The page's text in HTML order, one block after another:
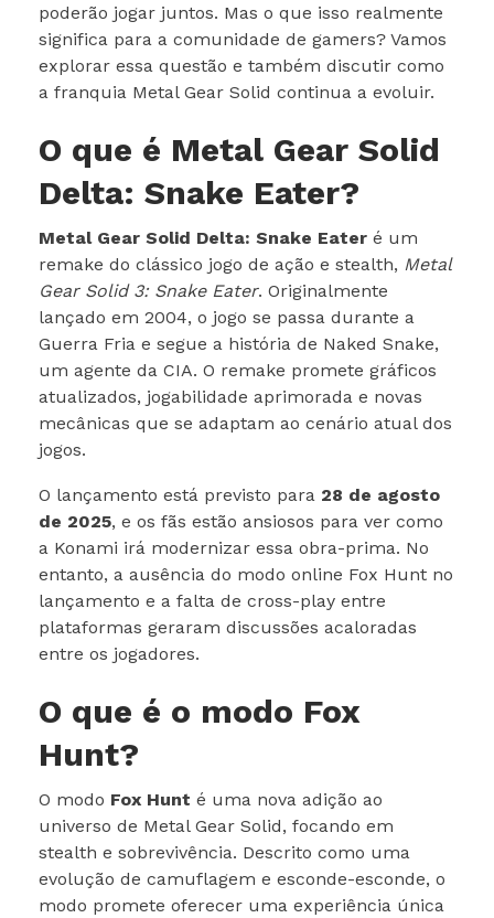
poderão jogar juntos. Mas o que isso realmente
significa para a comunidade de gamers? Vamos
explorar essa questão e também discutir como
a franquia Metal Gear Solid continua a evoluir.
O que é Metal Gear Solid
Delta: Snake Eater?
Metal Gear Solid Delta: Snake Eater é um
remake do clássico jogo de ação e stealth, Metal
Gear Solid 3: Snake Eater. Originalmente
lançado em 2004, o jogo se passa durante a
Guerra Fria e segue a história de Naked Snake,
um agente da CIA. O remake promete gráficos
atualizados, jogabilidade aprimorada e novas
mecânicas que se adaptam ao cenário atual dos
jogos.
O lançamento está previsto para 28 de agosto
de 2025, e os fãs estão ansiosos para ver como
a Konami irá modernizar essa obra-prima. No
entanto, a ausência do modo online Fox Hunt no
lançamento e a falta de cross-play entre
plataformas geraram discussões acaloradas
entre os jogadores.
O que é o modo Fox
Hunt?
O modo Fox Hunt é uma nova adição ao
universo de Metal Gear Solid, focando em
stealth e sobrevivência. Descrito como uma
evolução de camuflagem e esconde-esconde, o
modo promete oferecer uma experiência única